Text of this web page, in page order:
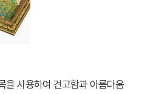
을 사용하여 견고함과 아름다움